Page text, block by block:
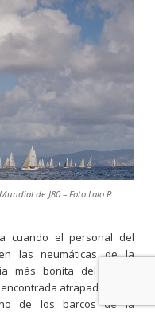
de J80 – Foto Lalo R
cuando el personal del
las neumáticas de la
más bonita del día al
atrapado entre
de los barcos de la